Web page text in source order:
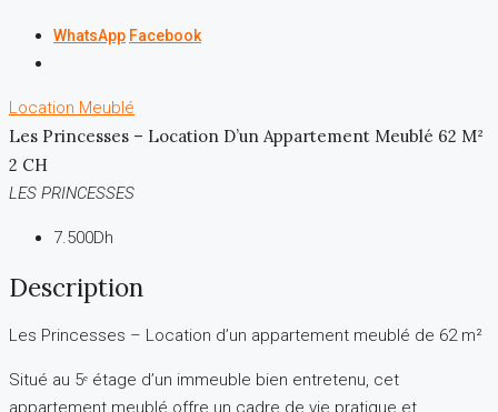
WhatsApp Facebook
Location Meublé
Les Princesses – Location D’un Appartement Meublé 62 M²
2 CH
LES PRINCESSES
7.500Dh
Description
Les Princesses – Location d’un appartement meublé de 62 m²
Situé au 5ᵉ étage d’un immeuble bien entretenu, cet
appartement meublé offre un cadre de vie pratique et